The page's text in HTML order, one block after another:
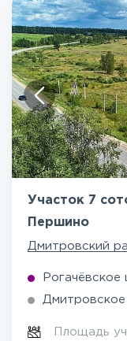
Участок 7
Першино
Дмитровский
Рогачёвское
Площадь